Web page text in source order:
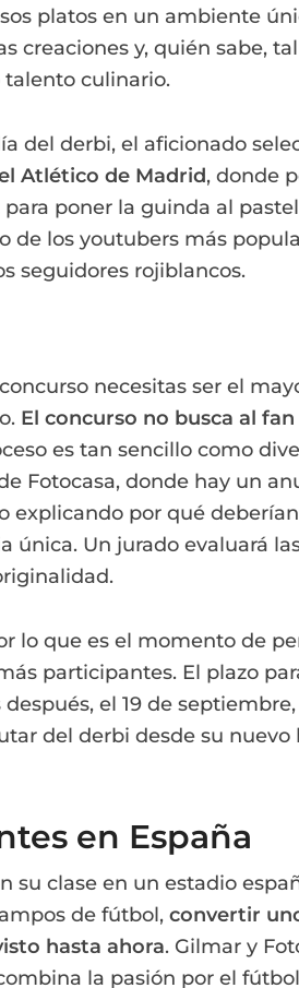
platos en un ambiente
creaciones y, quién sabe,
talento culinario.
del derbi, el aficionado
Atlético de Madrid, donde
poner la guinda al
de los youtubers más
seguidores rojiblancos.
necesitas ser el
El concurso no busca al
es tan sencillo como
Fotocasa, donde hay un
explicando por qué
única. Un jurado evaluará
lo que es el momento de
participantes. El plazo
el 19 de
del derbi desde su nuevo
en España
su clase en un estadio
de fútbol, convertir
hasta ahora. Gilmar y
la pasión por el